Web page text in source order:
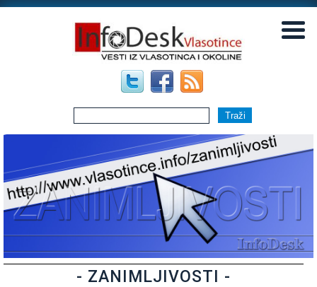
- ZANIMLJIVOSTI -